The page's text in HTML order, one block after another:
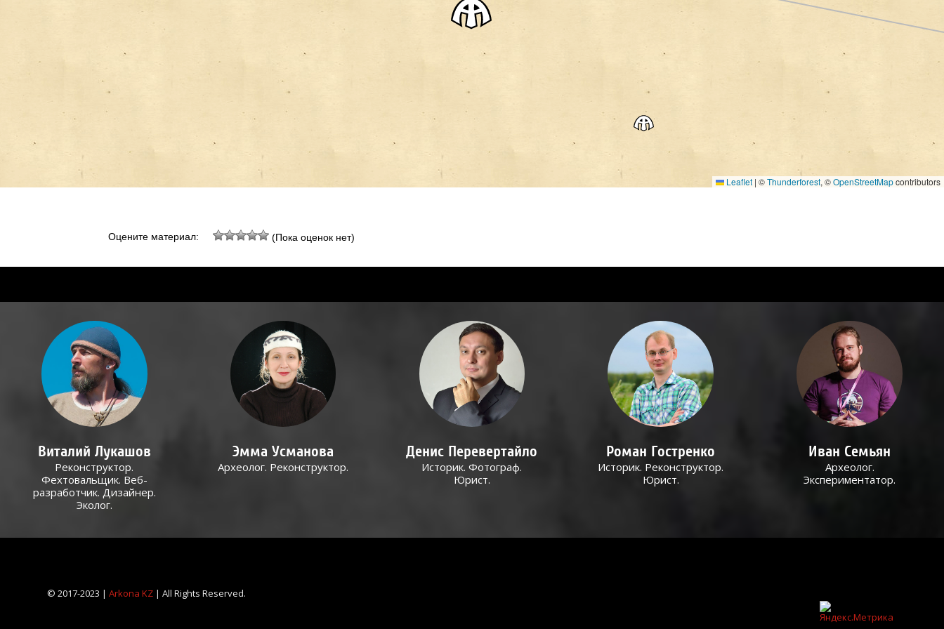
Leaflet | ©Thunderforest, ©OpenStreetMapcontributors
Оцените материал: (Пока оценок нет)
Виталий Лукашов
Реконструктор.
Фехтовальщик. Веб-
разработчик. Дизайнер.
Эколог.
Эмма Усманова
Археолог. Реконструктор.
Денис Перевертайло
Историк. Фотограф.
Юрист.
Роман Гостренко
Историк. Реконструктор.
Юрист.
Иван Семьян
Археолог.
Экспериментатор.
© 2017-2023 |Arkona KZ | All Rights Reserved.